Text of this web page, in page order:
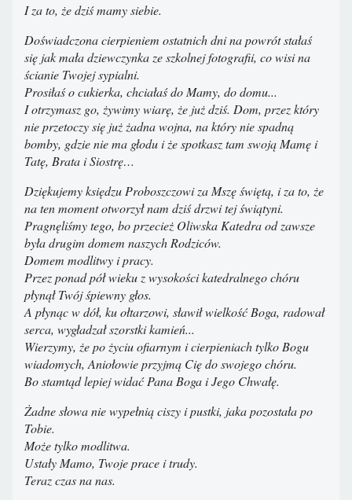
I za to, że dziś mamy siebie.
Doświadczona cierpieniem ostatnich dni na powrót stałaś
się jak mała dziewczynka ze szkolnej fotografii, co wisi na
ścianie Twojej sypialni.
Prosiłaś o cukierka, chciałaś do Mamy, do domu...
I otrzymasz go, żywimy wiarę, że już dziś. Dom, przez który
nie przetoczy się już żadna wojna, na który nie spadną
bomby, gdzie nie ma głodu i że spotkasz tam swoją Mamę i
Tatę, Brata i Siostrę…
Dziękujemy księdzu Proboszczowi za Mszę świętą, i za to, że
na ten moment otworzył nam dziś drzwi tej świątyni.
Pragnęliśmy tego, bo przecież Oliwska Katedra od zawsze
była drugim domem naszych Rodziców.
Domem modlitwy i pracy.
Przez ponad pół wieku z wysokości katedralnego chóru
płynął Twój śpiewny głos.
A płynąc w dół, ku ołtarzowi, sławił wielkość Boga, radował
serca, wygładzał szorstki kamień...
Wierzymy, że po życiu ofiarnym i cierpieniach tylko Bogu
wiadomych, Aniołowie przyjmą Cię do swojego chóru.
Bo stamtąd lepiej widać Pana Boga i Jego Chwałę.
Żadne słowa nie wypełnią ciszy i pustki, jaka pozostała po
Tobie.
Może tylko modlitwa.
Ustały Mamo, Twoje prace i trudy.
Teraz czas na nas.